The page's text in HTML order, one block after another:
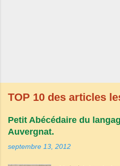
TOP 10 des articles
Petit Abécédaire du
Auvergnat.
septembre 13, 2012